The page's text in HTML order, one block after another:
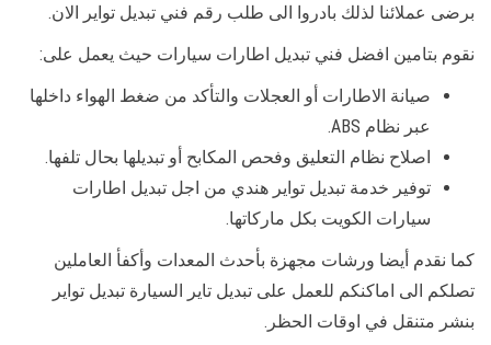
برضى عملائنا لذلك بادروا الى طلب رقم فني تبديل تواير الان.
نقوم بتامين افضل فني تبديل اطارات سيارات حيث يعمل على:
صيانة الاطارات أو العجلات والتأكد من ضغط الهواء داخلها
عبر نظام ABS.
اصلاح نظام التعليق وفحص المكابح أو تبديلها بحال تلفها.
توفير خدمة تبديل تواير هندي من اجل تبديل اطارات
سيارات الكويت بكل ماركاتها.
كما نقدم أيضا ورشات مجهزة بأحدث المعدات وأكفأ العاملين
تصلكم الى اماكنكم للعمل على تبديل تاير السيارة تبديل تواير
بنشر متنقل في اوقات الحظر.